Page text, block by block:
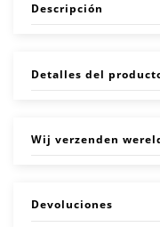
Descripción
Detalles del
Wij verzenden
Devoluciones